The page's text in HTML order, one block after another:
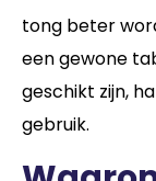
tong beter
een gewone
geschikt zijn,
gebruik.